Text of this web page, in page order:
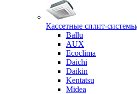
Кассетные сплит-системы
Ballu
AUX
Ecoclima
Daichi
Daikin
Kentatsu
Midea